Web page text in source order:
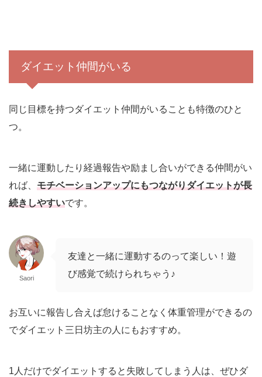
ダイエット仲間がいる
同じ目標を持つダイエット仲間がいることも特徴のひと
つ。
一緒に運動したり経過報告や励まし合いができる仲間がい
れば、 モチベーションアップにもつながりダイエットが長
続きしやすいです。
Saori
友達と一緒に運動するのって楽しい！遊
び感覚で続けられちゃう♪
お互いに報告し合えば怠けることなく体重管理ができるの
でダイエット三日坊主の人にもおすすめ。
1人だけでダイエットすると失敗してしまう人は、ぜひダ